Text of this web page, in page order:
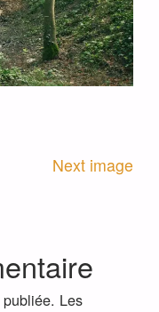
Next image
Les